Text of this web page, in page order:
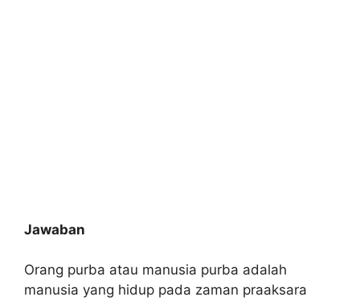
Jawaban
Orang purba atau manusia purba adalah
manusia yang hidup pada zaman praaksara